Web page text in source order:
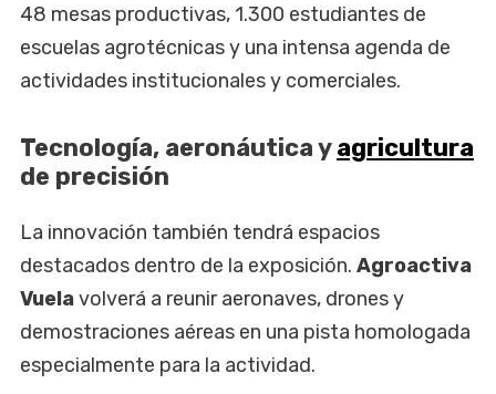
48 mesas productivas, 1.300 estudiantes de
escuelas agrotécnicas y una intensa agenda de
actividades institucionales y comerciales.
Tecnología, aeronáutica yagricultura
de precisión
La innovación también tendrá espacios
destacados dentro de la exposición. Agroactiva
Vuelavolverá a reunir aeronaves, drones y
demostraciones aéreas en una pista homologada
especialmente para la actividad.